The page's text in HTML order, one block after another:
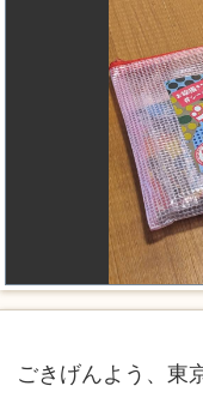
ごきげんよう、東